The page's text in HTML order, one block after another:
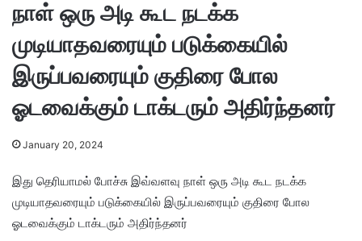
நாள் ஒரு அடி கூட நடக்க
முடியாதவரையும் படுக்கையில்
இருப்பவரையும் குதிரை போல
ஓடவைக்கும் டாக்டரும் அதிர்ந்தனர்
January 20, 2024
இது தெரியாமல் போச்சு இவ்வளவு நாள் ஒரு அடி கூட நடக்க
முடியாதவரையும் படுக்கையில் இருப்பவரையும் குதிரை போல
ஓடவைக்கும் டாக்டரும் அதிர்ந்தனர்